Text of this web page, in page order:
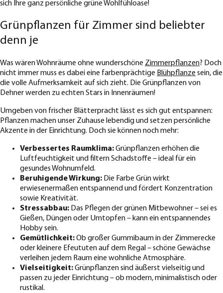
sich Ihre ganz persönliche grüne Wohlfühloase!
Grünpflanzen für Zimmer sind beliebter
denn je
Was wären Wohnräume ohne wunderschöne Zimmerpflanzen? Doch
nicht immer muss es dabei eine farbenprächtige Blühpflanze sein, die
die volle Aufmerksamkeit auf sich zieht. Die Grünpflanzen von
Dehner werden zu echten Stars in Innenräumen!
Umgeben von frischer Blätterpracht lässt es sich gut entspannen:
Pflanzen machen unser Zuhause lebendig und setzen persönliche
Akzente in der Einrichtung. Doch sie können noch mehr:
Verbessertes Raumklima:Grünpflanzen erhöhen die
Luftfeuchtigkeit und filtern Schadstoffe – ideal für ein
gesundes Wohnumfeld.
Beruhigende Wirkung: Die Farbe Grün wirkt
erwiesenermaßen entspannend und fördert Konzentration
sowie Kreativität.
Stressabbau: Das Pflegen der grünen Mitbewohner – sei es
Gießen, Düngen oder Umtopfen – kann ein entspannendes
Hobby sein.
Gemütlichkeit:Ob großer Gummibaum in der Zimmerecke
oder kleinere Efeututen auf dem Regal – schöne Gewächse
verleihen jedem Raum eine wohnliche Atmosphäre.
Vielseitigkeit:Grünpflanzen sind äußerst vielseitig und
passen zu jeder Einrichtung – ob modern, minimalistisch oder
rustikal.